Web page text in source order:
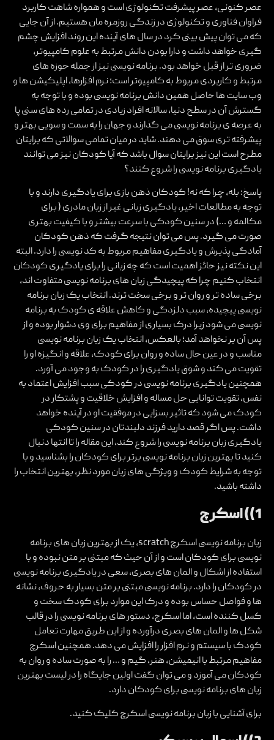
عصر کنونی، عصر پیشرفت تکنولوژی است و همواره شاهت کاربرد
فراوان فناوری و تکنولوژی در زندگی روزمره مان هستیم. از آن جایی
که می توان پیش بینی کرد در سال های آینده این روند افزایش چشم
گیری خواهد داشت و دارا بودن دانش مرتبط به علوم کامپیوتر،
ضروری تر از قبل خواهد بود. برنامه نویسی نیز از جمله حوزه های
مرتبط و کاربردی مربوط به کامپیوتر است؛ نرم افزارها، اپلیکیشن ها و
وب سایت ها حاصل همین دانش برنامه نویسی بوده و با توجه به
گسترش آن در سطح دنیا، سالانه افراد زیادی در تمامی رده های سنی پا
به عرصه ی برنامه نویسی می گذارند و جهان را به سمت و سویی بهتر و
پیشرفته تری سوق می دهند. شاید در میان تمامی سوالاتی که برایتان
مطرح است این نیز برایتان سوال باشد که آیا کودکان نیز می توانند
یادگیری برنامه نویسی را شروع کنند؟
پاسخ: بله، چرا که نه! کودکان ذهن بازی برای یادگیری دارند و با
توجه به مطالعات اخیر، یادگیری زبانی غیر از زبان مادری ( برای
مکالمه و …) در سنین کودکی با سرعت بیشتر و با کیفیت بهتری
صورت می گیرد. پس می توان نتیجه گرفت که ذهن کودکان
آمادگی پذیرش و یادگیری مفاهیم مربوط به کد نویسی را دارد. البته
این نکته نیز حائز اهمیت است که چه زبانی را برای یادگیری کودکان
انتخاب کنیم چرا که پیچیدگی زبان های برنامه نویسی متفاوت اند،
برخی ساده تر و روان تر و برخی سخت ترند. انتخاب یک زبان برنامه
نویسی پیچیده، سبب دلزدگی و کاهش علاقه ی کودک به برنامه
نویسی می شود زیرا درک بسیاری از مفاهیم برای وی دشوار بوده و از
پس آن بر نخواهد آمد؛ بالعکس، انتخاب یک زبان برنامه نویسی
مناسب و در عین حال ساده و روان برای کودک، علاقه و انگیزه او را
تقویت می کند و شوق یادگیری را در کودک به وجود می آورد.
همچنین یادگیری برنامه نویسی در کودکی سبب افزایش اعتماد به
نفس، تقویت توانایی حل مساله و افزایش خلاقیت و پشتکار در
کودک می شود که تاثیر بسزایی در موفقیت او در آینده خواهد
داشت. پس اگر قصد دارید فرزند دلبندتان در سنین کودکی
یادگیری زبان برنامه نویسی را شروع کند، این مقاله را تا انتها دنبال
کنید تا بهترین زبان برنامه نویسی برتر برای کودکان را بشناسید و با
توجه به شرایط کودک و ویژگی های زبان مورد نظر، بهترین انتخاب را
داشته باشید.
1)) اسکرچ
زبان برنامه نویسی اسکرچ scratch، یک از بهترین زبان های برنامه
نویسی برای کودکان است و از آن حیث که مبتنی بر متن نبوده و با
استفاده از اشکال و المان های بصری، سعی در یادگیری برنامه نویسی
در کودکان را دارد. برنامه نویسی مبتنی بر متن بسیار به حروف، نشانه
ها و فواصل حساس بوده و درک این موارد برای کودک سخت و
کسل کننده است، اما اسکرچ، دستور های برنامه نویسی را در قالب
شکل ها و المان های بصری درآورده و از این طریق مهارت تعامل
کودک با سیستم و نرم افزار را افزایش می دهد. همچنین اسکرچ
مفاهیم مرتبط با انیمیشن، هنر، گیم و … را به صورت ساده و روان به
کودکان می آموزد و می توان گفت اولین جایگاه را در لیست بهترین
زبان های برنامه نویسی برای کودکان دارد.
برای آشنایی بازبان برنامه نویسی اسکرچکلیک کنید.